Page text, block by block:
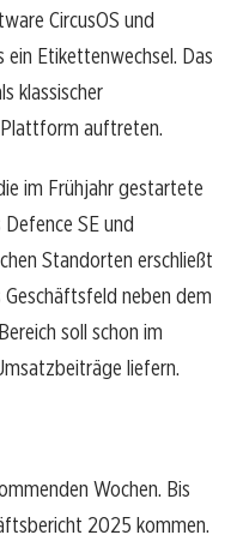
CircusOS und
Etikettenwechsel. Das
klassischer
auftreten.
im Frühjahr gestartete
SE und
Standorten erschließt
neben dem
soll schon im
liefern.
Wochen. Bis
2025 kommen.